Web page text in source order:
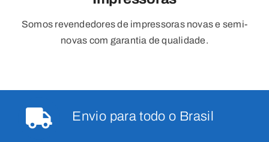
Somos revendedores de impressoras novas e semi-
novas com garantia de qualidade.
Envio para todo o Brasil